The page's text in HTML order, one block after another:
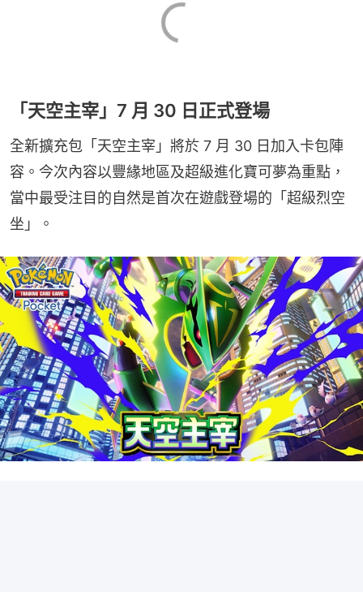
「天空主宰」7 月 30 日正式登場
全新擴充包「天空主宰」將於 7 月 30 日加入卡包陣
容。今次內容以豐緣地區及超級進化寶可夢為重點，
當中最受注目的自然是首次在遊戲登場的「超級烈空
坐」。